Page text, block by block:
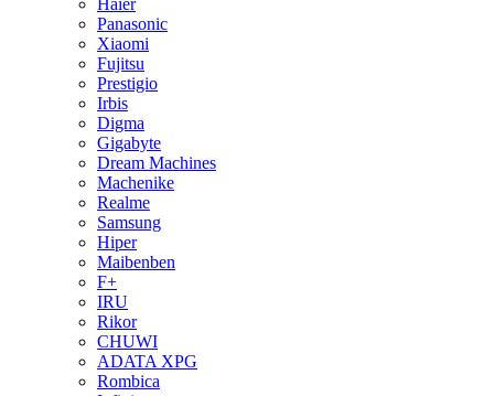
Haier
Panasonic
Xiaomi
Fujitsu
Prestigio
Irbis
Digma
Gigabyte
Dream Machines
Machenike
Realme
Samsung
Hiper
Maibenben
F+
IRU
Rikor
CHUWI
ADATA XPG
Rombica